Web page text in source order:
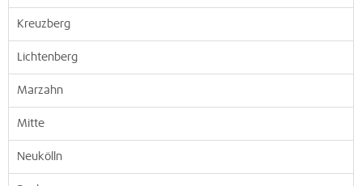
Kreuzberg
Lichtenberg
Marzahn
Mitte
Neukölln